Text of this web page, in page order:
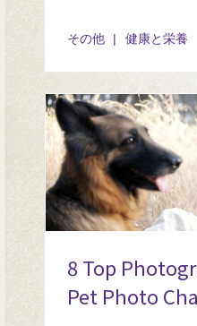
その他 健康と栄養
8 Top
Pet Photo